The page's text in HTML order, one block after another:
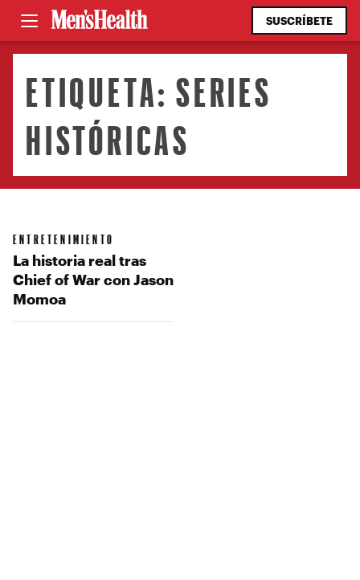
SUSCRÍBETE
ETIQUETA:SERIES
HISTÓRICAS
ENTRETENIMIENTO
La historia real tras
Chief of War con Jason
Momoa